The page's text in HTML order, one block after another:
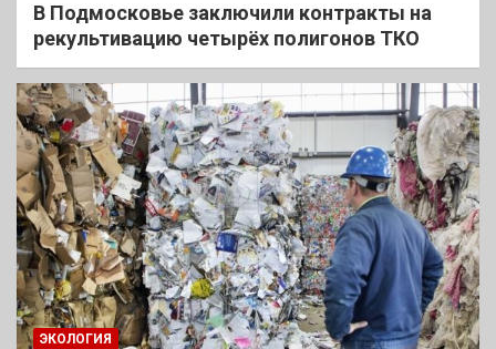
В Подмосковье заключили контракты на
рекультивацию четырёх полигонов ТКО
ЭКОЛОГИЯ